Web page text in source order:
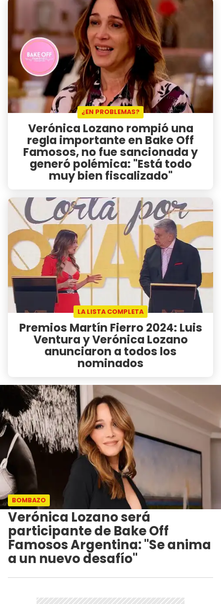
¿EN PROBLEMAS?
Verónica Lozano rompió una
regla importante en Bake Off
Famosos, no fue sancionada y
generó polémica: "Está todo
muy bien fiscalizado"
LA LISTA COMPLETA
Premios Martín Fierro 2024: Luis
Ventura y Verónica Lozano
anunciaron a todos los
nominados
BOMBAZO
Verónica Lozano será
participante de Bake Off
Famosos Argentina: "Se anima
a un nuevo desafío"